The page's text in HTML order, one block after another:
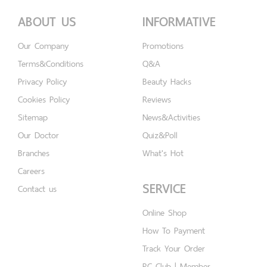
ABOUT US
Our Company
Terms&Conditions
Privacy Policy
Cookies Policy
Sitemap
Our Doctor
Branches
Careers
Contact us
INFORMATIVE
Promotions
Q&A
Beauty Hacks
Reviews
News&Activities
Quiz&Poll
What's Hot
SERVICE
Online Shop
How To Payment
Track Your Order